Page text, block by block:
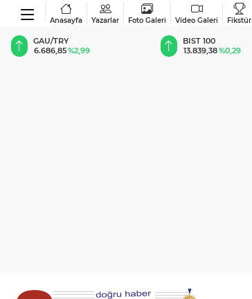
Anasayfa Yazarlar Foto Galeri Video Galeri Fikstür
BIST 100
13.839,38 %0,29
USD
47,6987%0,17